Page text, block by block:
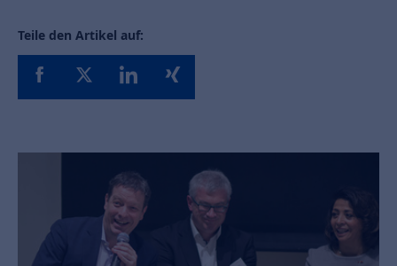
Teile den Artikel auf: